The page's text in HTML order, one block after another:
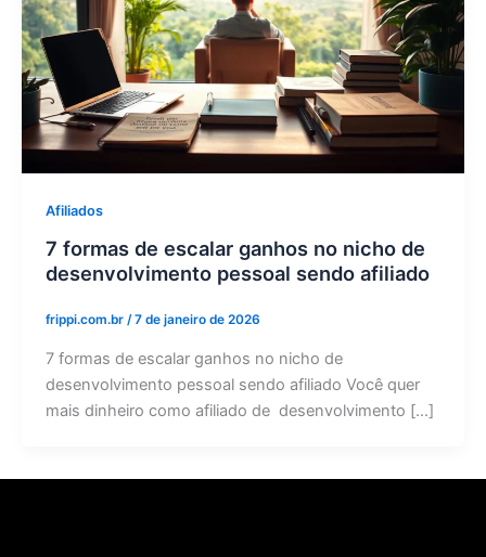
Afiliados
7 formas de escalar ganhos no nicho de
desenvolvimento pessoal sendo afiliado
frippi.com.br /7 de janeiro de 2026
7 formas de escalar ganhos no nicho de
desenvolvimento pessoal sendo afiliado Você quer
mais dinheiro como afiliado de desenvolvimento […]